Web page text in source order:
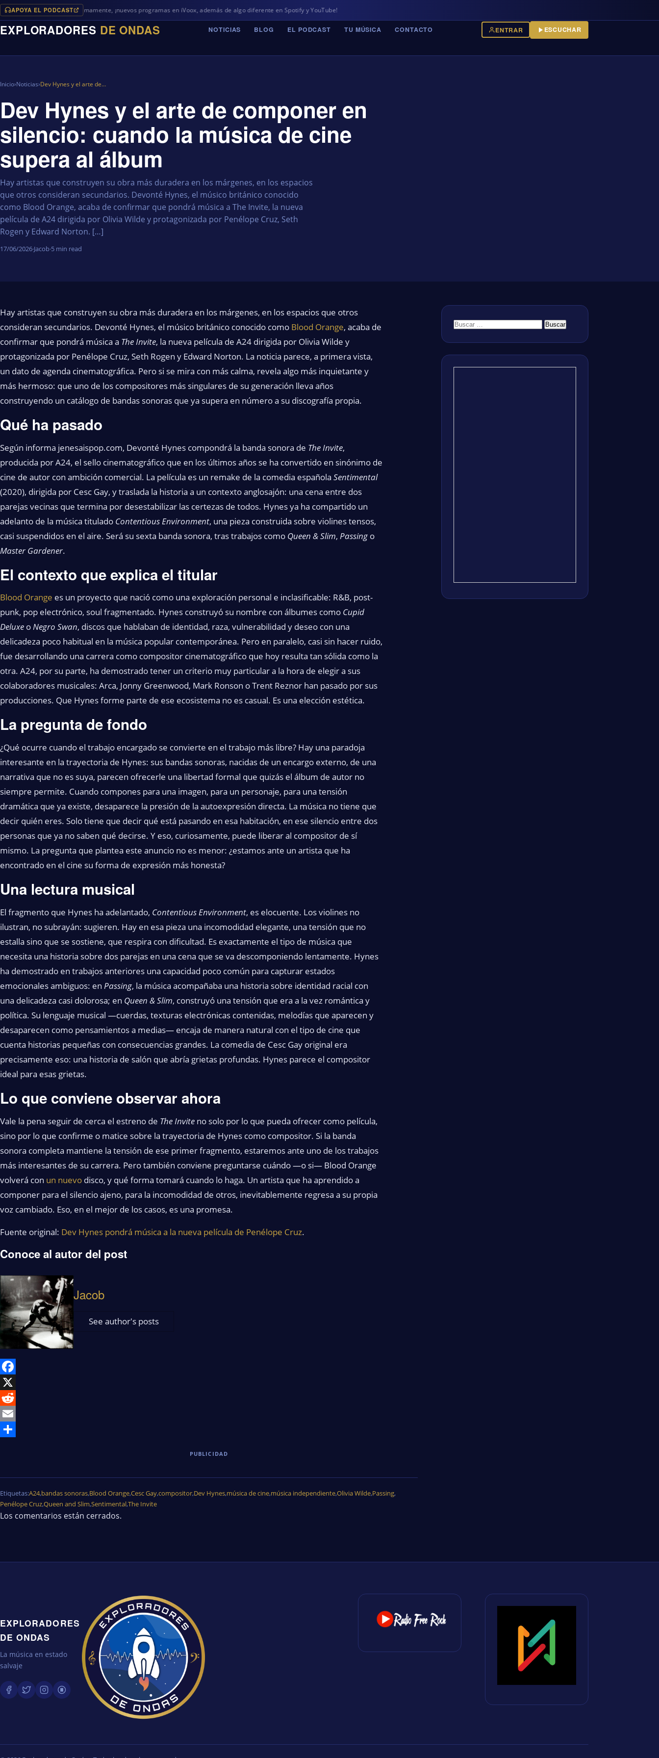
APOYA EL PODCAST
Próximamente, ¡nuevos programas en iVoox, además de algo diferente en Spotify y YouTube!
EXPLORADORES DE ONDAS NOTICIAS BLOG EL PODCAST TU MÚSICA CONTACTO ENTRAR ESCUCHAR
Inicio›Noticias›Dev Hynes y el arte de…
Dev Hynes y el arte de componer en
silencio: cuando la música de cine
supera al álbum
Hay artistas que construyen su obra más duradera en los márgenes, en los espacios
que otros consideran secundarios. Devonté Hynes, el músico británico conocido
como Blood Orange, acaba de confirmar que pondrá música a The Invite, la nueva
película de A24 dirigida por Olivia Wilde y protagonizada por Penélope Cruz, Seth
Rogen y Edward Norton. […]
17/06/2026·Jacob·5 min read
Hay artistas que construyen su obra más duradera en los márgenes, en los espacios que otros
consideran secundarios. Devonté Hynes, el músico británico conocido como Blood Orange, acaba de
confirmar que pondrá música a The Invite, la nueva película de A24 dirigida por Olivia Wilde y
protagonizada por Penélope Cruz, Seth Rogen y Edward Norton. La noticia parece, a primera vista,
un dato de agenda cinematográfica. Pero si se mira con más calma, revela algo más inquietante y
más hermoso: que uno de los compositores más singulares de su generación lleva años
construyendo un catálogo de bandas sonoras que ya supera en número a su discografía propia.
Qué ha pasado
Según informa jenesaispop.com, Devonté Hynes compondrá la banda sonora de The Invite,
producida por A24, el sello cinematográfico que en los últimos años se ha convertido en sinónimo de
cine de autor con ambición comercial. La película es un remake de la comedia española Sentimental
(2020), dirigida por Cesc Gay, y traslada la historia a un contexto anglosajón: una cena entre dos
parejas vecinas que termina por desestabilizar las certezas de todos. Hynes ya ha compartido un
adelanto de la música titulado Contentious Environment, una pieza construida sobre violines tensos,
casi suspendidos en el aire. Será su sexta banda sonora, tras trabajos como Queen & Slim, Passing o
Master Gardener.
El contexto que explica el titular
Blood Orange es un proyecto que nació como una exploración personal e inclasificable: R&B, post-
punk, pop electrónico, soul fragmentado. Hynes construyó su nombre con álbumes como Cupid
Deluxe oNegro Swan, discos que hablaban de identidad, raza, vulnerabilidad y deseo con una
delicadeza poco habitual en la música popular contemporánea. Pero en paralelo, casi sin hacer ruido,
fue desarrollando una carrera como compositor cinematográfico que hoy resulta tan sólida como la
otra. A24, por su parte, ha demostrado tener un criterio muy particular a la hora de elegir a sus
colaboradores musicales: Arca, Jonny Greenwood, Mark Ronson o Trent Reznor han pasado por sus
producciones. Que Hynes forme parte de ese ecosistema no es casual. Es una elección estética.
La pregunta de fondo
¿Qué ocurre cuando el trabajo encargado se convierte en el trabajo más libre? Hay una paradoja
interesante en la trayectoria de Hynes: sus bandas sonoras, nacidas de un encargo externo, de una
narrativa que no es suya, parecen ofrecerle una libertad formal que quizás el álbum de autor no
siempre permite. Cuando compones para una imagen, para un personaje, para una tensión
dramática que ya existe, desaparece la presión de la autoexpresión directa. La música no tiene que
decir quién eres. Solo tiene que decir qué está pasando en esa habitación, en ese silencio entre dos
personas que ya no saben qué decirse. Y eso, curiosamente, puede liberar al compositor de sí
mismo. La pregunta que plantea este anuncio no es menor: ¿estamos ante un artista que ha
encontrado en el cine su forma de expresión más honesta?
Una lectura musical
El fragmento que Hynes ha adelantado, Contentious Environment, es elocuente. Los violines no
ilustran, no subrayán: sugieren. Hay en esa pieza una incomodidad elegante, una tensión que no
estalla sino que se sostiene, que respira con dificultad. Es exactamente el tipo de música que
necesita una historia sobre dos parejas en una cena que se va descomponiendo lentamente. Hynes
ha demostrado en trabajos anteriores una capacidad poco común para capturar estados
emocionales ambiguos: en Passing, la música acompañaba una historia sobre identidad racial con
una delicadeza casi dolorosa; en Queen & Slim, construyó una tensión que era a la vez romántica y
política. Su lenguaje musical —cuerdas, texturas electrónicas contenidas, melodías que aparecen y
desaparecen como pensamientos a medias— encaja de manera natural con el tipo de cine que
cuenta historias pequeñas con consecuencias grandes. La comedia de Cesc Gay original era
precisamente eso: una historia de salón que abría grietas profundas. Hynes parece el compositor
ideal para esas grietas.
Lo que conviene observar ahora
Vale la pena seguir de cerca el estreno de The Invite no solo por lo que pueda ofrecer como película,
sino por lo que confirme o matice sobre la trayectoria de Hynes como compositor. Si la banda
sonora completa mantiene la tensión de ese primer fragmento, estaremos ante uno de los trabajos
más interesantes de su carrera. Pero también conviene preguntarse cuándo —o si— Blood Orange
volverá con un nuevo disco, y qué forma tomará cuando lo haga. Un artista que ha aprendido a
componer para el silencio ajeno, para la incomodidad de otros, inevitablemente regresa a su propia
voz cambiado. Eso, en el mejor de los casos, es una promesa.
Fuente original: Dev Hynes pondrá música a la nueva película de Penélope Cruz.
Conoce al autor del post
Jacob
See author's posts
Facebook
X
Reddit
Email
PUBLICIDAD
Etiquetas:A24,bandas sonoras,Blood Orange,Cesc Gay,compositor,Dev Hynes,música de cine,música independiente,Olivia Wilde,Passing,
Penélope Cruz,Queen and Slim,Sentimental,The Invite
Los comentarios están cerrados.
Buscar:
EXPLORADORES
DE ONDAS
La música en estado
salvaje